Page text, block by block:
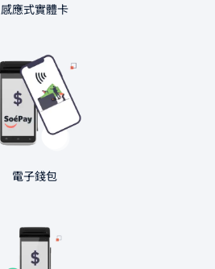
感應式實體卡
電子錢包